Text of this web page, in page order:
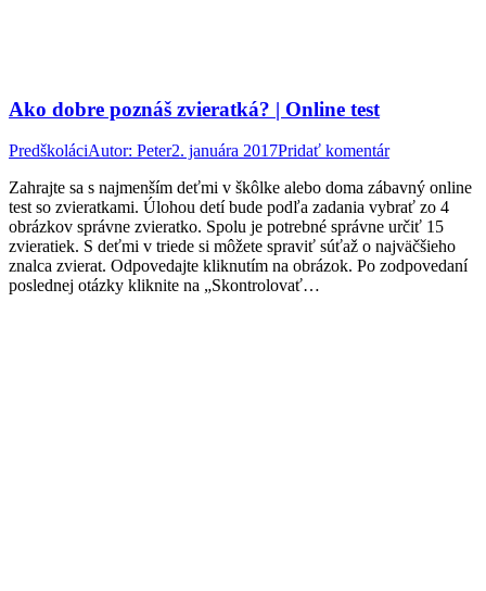
Ako dobre poznáš zvieratká? | Online test
PredškoláciAutor: Peter2. januára 2017Pridať komentár
Zahrajte sa s najmenším deťmi v škôlke alebo doma zábavný online
test so zvieratkami. Úlohou detí bude podľa zadania vybrať zo 4
obrázkov správne zvieratko. Spolu je potrebné správne určiť 15
zvieratiek. S deťmi v triede si môžete spraviť súťaž o najväčšieho
znalca zvierat. Odpovedajte kliknutím na obrázok. Po zodpovedaní
poslednej otázky kliknite na „Skontrolovať…